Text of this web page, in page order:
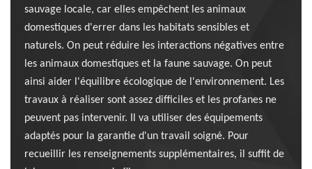
sauvage locale, car elles empêchent les animaux
domestiques d'errer dans les habitats sensibles et
naturels. On peut réduire les interactions négatives entre
les animaux domestiques et la faune sauvage. On peut
ainsi aider l'équilibre écologique de l'environnement. Les
travaux à réaliser sont assez difficiles et les profanes ne
peuvent pas intervenir. Il va utiliser des équipements
adaptés pour la garantie d'un travail soigné. Pour
recueillir les renseignements supplémentaires, il suffit de